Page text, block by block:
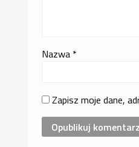
Nazwa *
Zapisz moje dane,